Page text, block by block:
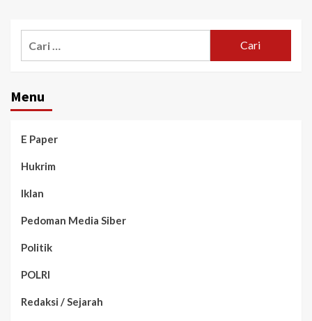
Menu
E Paper
Hukrim
Iklan
Pedoman Media Siber
Politik
POLRI
Redaksi / Sejarah